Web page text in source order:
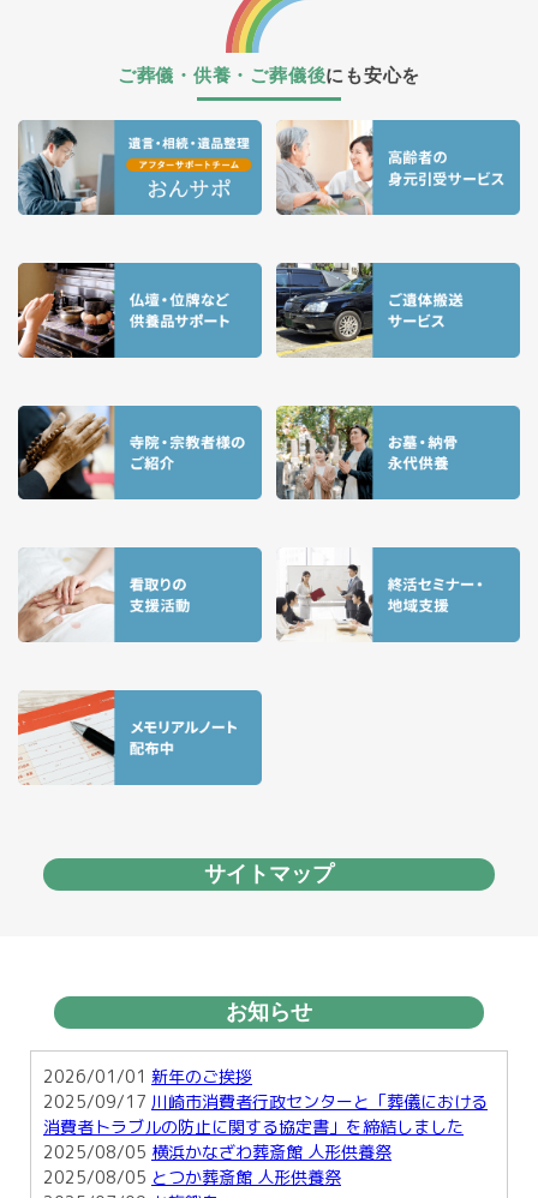
ご葬儀・供養・ご葬儀後にも安心を
サイトマップ
お知らせ
2026/01/01 新年のご挨拶
2025/09/17 川崎市消費者行政センターと「葬儀における
消費者トラブルの防止に関する協定書」を締結しました
2025/08/05 横浜かなざわ葬斎館 人形供養祭
2025/08/05 とつか葬斎館 人形供養祭